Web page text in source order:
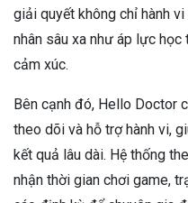
giải quyết không chỉ hành
nhân sâu xa như áp lực
cảm xúc.
Bên cạnh đó, Hello Doctor
theo dõi và hỗ trợ hành vi,
kết quả lâu dài. Hệ thống
nhận thời gian chơi game,